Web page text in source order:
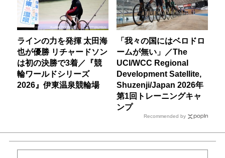
ラインの力を発揮 太田海
也が優勝 リチャードソン
は初の決勝で3着／『競
輪ワールドシリーズ
2026』伊東温泉競輪場
「我々の国にはベロドロ
ームが無い」／The
UCI/WCC Regional
Development Satellite,
Shuzenji/Japan 2026年
第1回トレーニングキャ
ンプ
Recommended by